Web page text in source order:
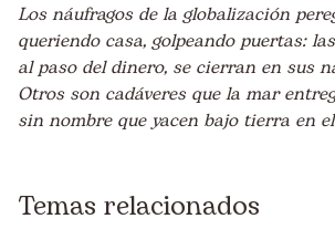
Los náufragos de la globalización
queriendo casa, golpeando puertas:
al paso del dinero, se cierran en sus
Otros son cadáveres que la mar
sin nombre que yacen bajo tierra en
Temas relacionados